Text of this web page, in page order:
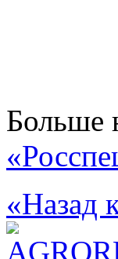
Больше
«Назад